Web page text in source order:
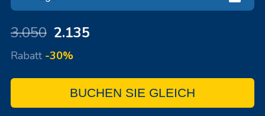
3.050 2.135
Rabatt -30%
BUCHEN SIE GLEICH